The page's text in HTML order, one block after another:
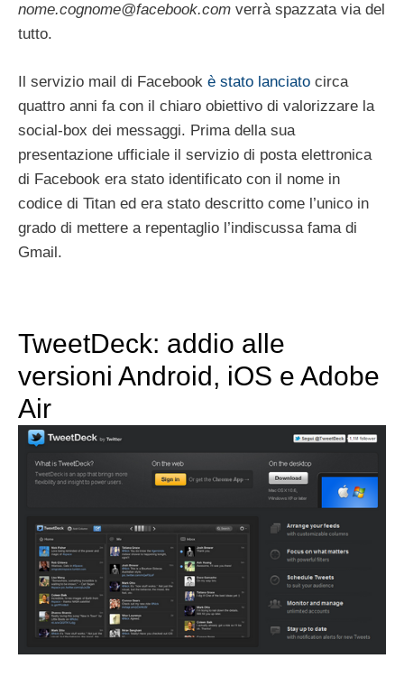
nome.cognome@facebook.com verrà spazzata via del
tutto.
Il servizio mail di Facebook è stato lanciato circa
quattro anni fa con il chiaro obiettivo di valorizzare la
social-box dei messaggi. Prima della sua
presentazione ufficiale il servizio di posta elettronica
di Facebook era stato identificato con il nome in
codice di Titan ed era stato descritto come l’unico in
grado di mettere a repentaglio l’indiscussa fama di
Gmail.
TweetDeck: addio alle
versioni Android, iOS e Adobe
Air